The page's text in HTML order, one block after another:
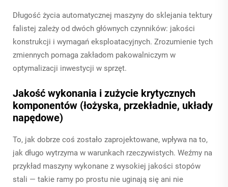
Długość życia automatycznej maszyny do sklejania tektury
falistej zależy od dwóch głównych czynników: jakości
konstrukcji i wymagań eksploatacyjnych. Zrozumienie tych
zmiennych pomaga zakładom pakowalniczym w
optymalizacji inwestycji w sprzęt.
Jakość wykonania i zużycie krytycznych
komponentów (łożyska, przekładnie, układy
napędowe)
To, jak dobrze coś zostało zaprojektowane, wpływa na to,
jak długo wytrzyma w warunkach rzeczywistych. Weźmy na
przykład maszyny wykonane z wysokiej jakości stopów
stali — takie ramy po prostu nie uginają się ani nie